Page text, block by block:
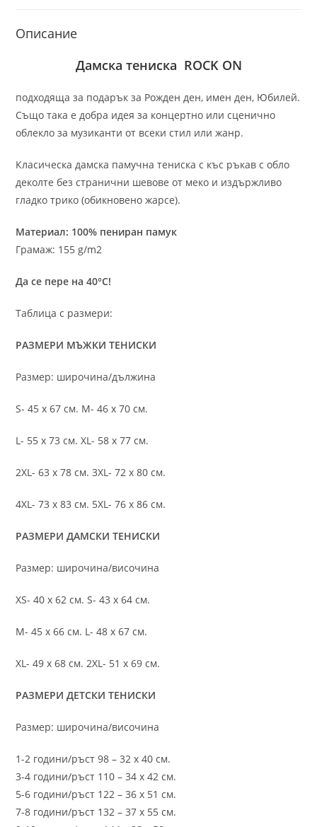
Описание
Дамска тениска ROCK ON
подходяща за подарък за Рожден ден, имен ден, Юбилей.
Също така е добра идея за концертно или сценично
облекло за музиканти от всеки стил или жанр.
Класическа дамска памучна тениска с къс ръкав с обло
деколте без странични шевове от меко и издържливо
гладко трико (обикновено жарсе).
Материал: 100% пениран памук
Грамаж: 155 g/m2
Да се пере на 40°C!
Таблица с размери:
РАЗМЕРИ МЪЖКИ ТЕНИСКИ
Размер: широчина/дължина
S- 45 х 67 см. M- 46 х 70 см.
L- 55 х 73 см. XL- 58 х 77 см.
2XL- 63 х 78 см. 3XL- 72 х 80 см.
4XL- 73 х 83 см. 5XL- 76 х 86 см.
РАЗМЕРИ ДАМСКИ ТЕНИСКИ
Размер: широчина/височина
XS- 40 х 62 см. S- 43 х 64 см.
M- 45 х 66 см. L- 48 х 67 см.
XL- 49 х 68 см. 2XL- 51 х 69 см.
РАЗМЕРИ ДЕТСКИ ТЕНИСКИ
Размер: широчина/височина
1-2 години/ръст 98 – 32 х 40 см.
3-4 години/ръст 110 – 34 х 42 см.
5-6 години/ръст 122 – 36 х 51 см.
7-8 години/ръст 132 – 37 х 55 см.